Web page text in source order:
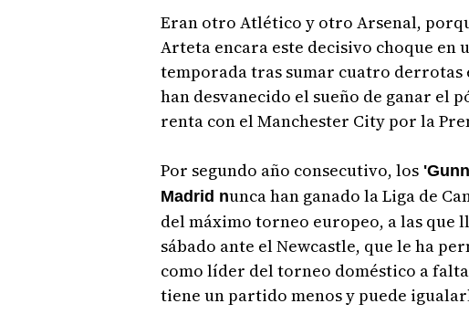
Eran otro Atlético y otro Arsenal,
Arteta encara este decisivo choque en
temporada tras sumar cuatro
han desvanecido el sueño de ganar el
renta con el Manchester City por la
Por segundo año consecutivo, los
Madrid nunca han ganado la Liga de
del máximo torneo europeo, a las que
sábado ante el Newcastle, que le ha
como líder del torneo doméstico a
tiene un partido menos y puede